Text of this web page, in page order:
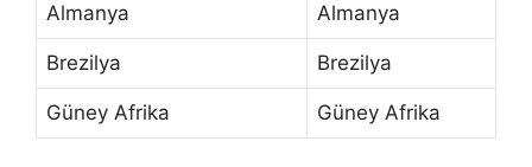
Almanya Almanya
Brezilya Brezilya
Güney Afrika Güney Afrika